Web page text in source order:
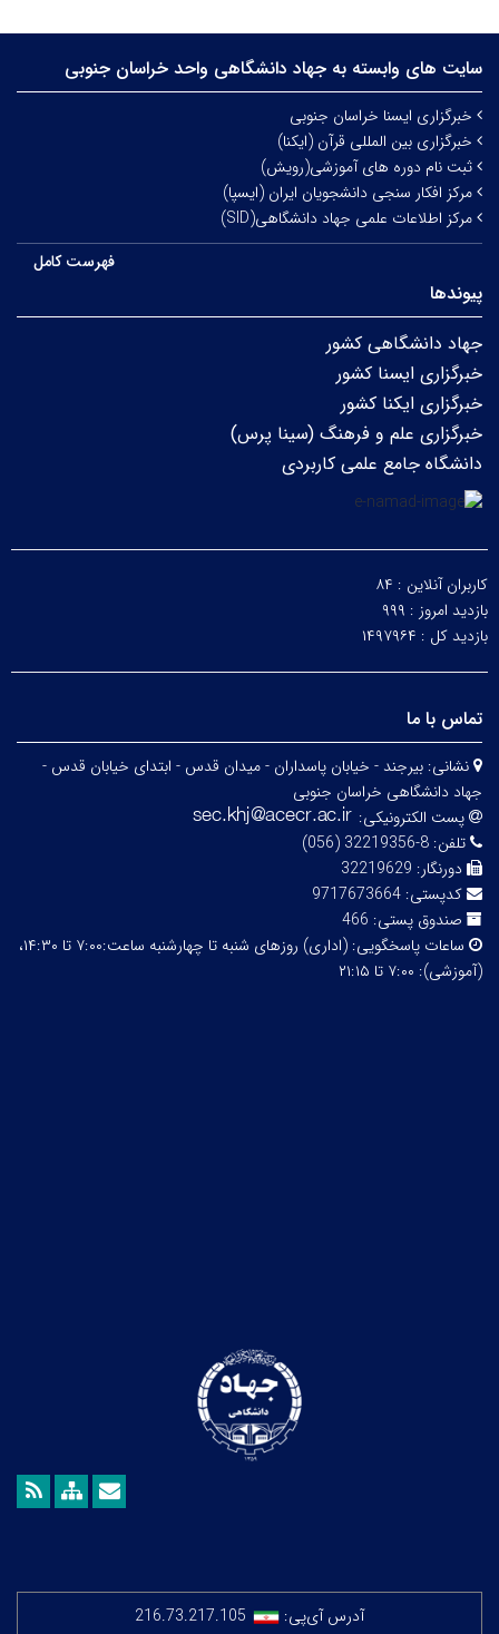
سایت های وابسته به جهاد دانشگاهی واحد خراسان جنوبی
خبرگزاری ایسنا خراسان جنوبی
خبرگزاری بین المللی قرآن (ایکنا)
ثبت نام دوره های آموزشی(رویش)
مرکز افکار سنجی دانشجویان ایران (ایسپا)
مرکز اطلاعات علمی جهاد دانشگاهی(SID)
فهرست کامل
پیوندها
جهاد دانشگاهی کشور
خبرگزاری ایسنا کشور
خبرگزاری ایکنا کشور
خبرگزاری علم و فرهنگ (سینا پرس)
دانشگاه جامع علمی کاربردی
کاربران آنلاین : ۸۴
بازدید امروز : ۹۹۹
بازدید کل : ۱۴۹۷۹۶۴
تماس با ما
نشانی: بیرجند - خیابان پاسداران - میدان قدس - ابتدای خیابان قدس -
جهاد دانشگاهی خراسان جنوبی
پست الکترونیکی:
تلفن: 8-32219356 (056)
دورنگار: 32219629
کدپستی: 9717673664
صندوق پستی: 466
ساعات پاسخگویی:
(اداری) روزهای شنبه تا چهارشنبه ساعت:۷:۰۰ تا ۱۴:۳۰،
(آموزشی): ۷:۰۰ تا ۲۱:۱۵
آدرس آی‌پی:
216.73.217.105